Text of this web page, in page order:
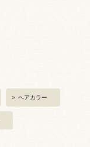
> ヘアカラー